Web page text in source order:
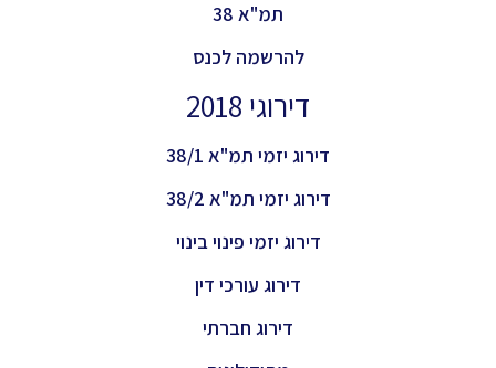
תמ"א 38
להרשמה לכנס
דירוגי 2018
דירוג יזמי תמ"א 38/1
דירוג יזמי תמ"א 38/2
דירוג יזמי פינוי בינוי
דירוג עורכי דין
דירוג חברתי